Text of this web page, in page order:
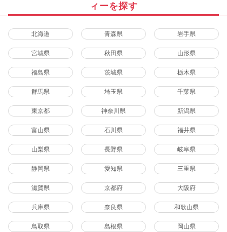
ィーを探す
北海道 青森県 岩手県
宮城県 秋田県 山形県
福島県 茨城県 栃木県
群馬県 埼玉県 千葉県
東京都 神奈川県 新潟県
富山県 石川県 福井県
山梨県 長野県 岐阜県
静岡県 愛知県 三重県
滋賀県 京都府 大阪府
兵庫県 奈良県 和歌山県
鳥取県 島根県 岡山県